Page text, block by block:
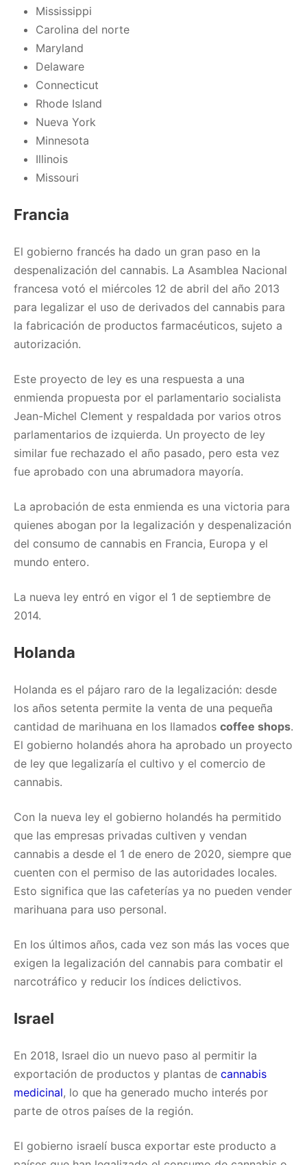
Mississippi
Carolina del norte
Maryland
Delaware
Connecticut
Rhode Island
Nueva York
Minnesota
Illinois
Missouri
Francia
El gobierno francés ha dado un gran paso en la
despenalización del cannabis. La Asamblea Nacional
francesa votó el miércoles 12 de abril del año 2013
para legalizar el uso de derivados del cannabis para
la fabricación de productos farmacéuticos, sujeto a
autorización.
Este proyecto de ley es una respuesta a una
enmienda propuesta por el parlamentario socialista
Jean-Michel Clement y respaldada por varios otros
parlamentarios de izquierda. Un proyecto de ley
similar fue rechazado el año pasado, pero esta vez
fue aprobado con una abrumadora mayoría.
La aprobación de esta enmienda es una victoria para
quienes abogan por la legalización y despenalización
del consumo de cannabis en Francia, Europa y el
mundo entero.
La nueva ley entró en vigor el 1 de septiembre de
2014.
Holanda
Holanda es el pájaro raro de la legalización: desde
los años setenta permite la venta de una pequeña
cantidad de marihuana en los llamados coffee shops.
El gobierno holandés ahora ha aprobado un proyecto
de ley que legalizaría el cultivo y el comercio de
cannabis.
Con la nueva ley el gobierno holandés ha permitido
que las empresas privadas cultiven y vendan
cannabis a desde el 1 de enero de 2020, siempre que
cuenten con el permiso de las autoridades locales.
Esto significa que las cafeterías ya no pueden vender
marihuana para uso personal.
En los últimos años, cada vez son más las voces que
exigen la legalización del cannabis para combatir el
narcotráfico y reducir los índices delictivos.
Israel
En 2018, Israel dio un nuevo paso al permitir la
exportación de productos y plantas de cannabis
medicinal, lo que ha generado mucho interés por
parte de otros países de la región.
El gobierno israelí busca exportar este producto a